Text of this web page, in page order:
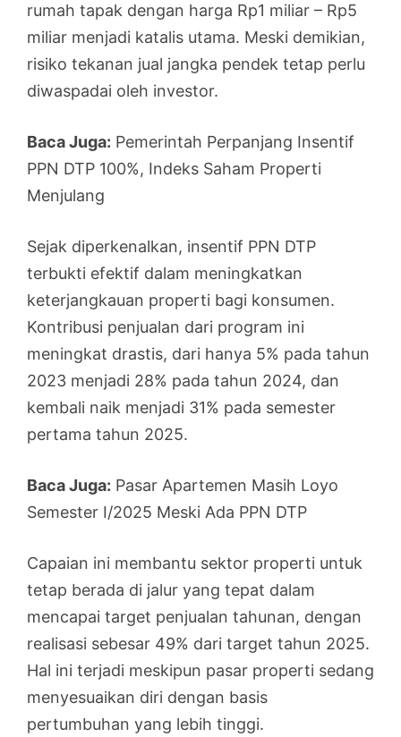
rumah tapak dengan harga Rp1 miliar – Rp5
miliar menjadi katalis utama. Meski demikian,
risiko tekanan jual jangka pendek tetap perlu
diwaspadai oleh investor.
Baca Juga: Pemerintah Perpanjang Insentif
PPN DTP 100%, Indeks Saham Properti
Menjulang
Sejak diperkenalkan, insentif PPN DTP
terbukti efektif dalam meningkatkan
keterjangkauan properti bagi konsumen.
Kontribusi penjualan dari program ini
meningkat drastis, dari hanya 5% pada tahun
2023 menjadi 28% pada tahun 2024, dan
kembali naik menjadi 31% pada semester
pertama tahun 2025.
Baca Juga: Pasar Apartemen Masih Loyo
Semester I/2025 Meski Ada PPN DTP
Capaian ini membantu sektor properti untuk
tetap berada di jalur yang tepat dalam
mencapai target penjualan tahunan, dengan
realisasi sebesar 49% dari target tahun 2025.
Hal ini terjadi meskipun pasar properti sedang
menyesuaikan diri dengan basis
pertumbuhan yang lebih tinggi.